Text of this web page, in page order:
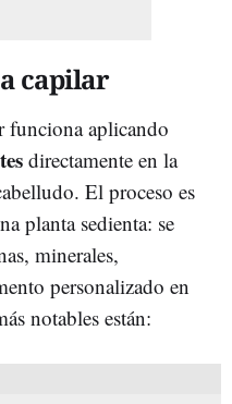
capilar
funciona aplicando
directamente en la
El proceso es
planta sedienta: se
minerales,
personalizado en
notables están: